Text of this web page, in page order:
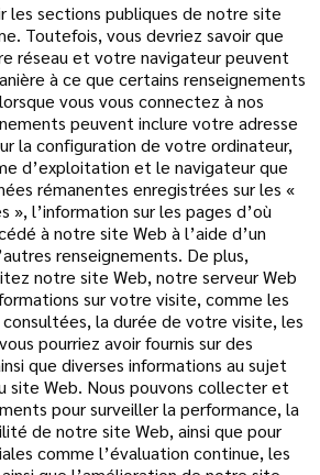
les sections publiques de notre site
Toutefois, vous devriez savoir que
réseau et votre navigateur peuvent
à ce que certains renseignements
vous vous connectez à nos
peuvent inclure votre adresse
la configuration de votre ordinateur,
d’exploitation et le navigateur que
rémanentes enregistrées sur les «
», l’information sur les pages d’où
à notre site Web à l’aide d’un
renseignements. De plus,
notre site Web, notre serveur Web
sur votre visite, comme les
la durée de votre visite, les
pourriez avoir fournis sur des
que diverses informations au sujet
site Web. Nous pouvons collecter et
pour surveiller la performance, la
de notre site Web, ainsi que pour
comme l’évaluation continue, les